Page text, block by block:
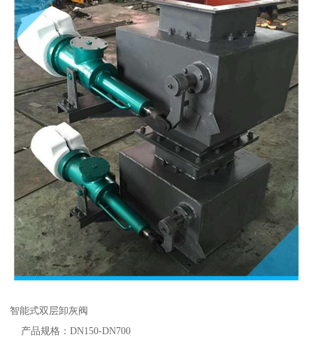
智能式双层卸灰阀
产品规格：DN150-DN700